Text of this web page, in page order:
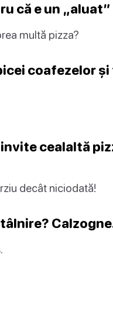
că e un
multă pizza?
coafezelor
invite cealaltă
decât niciodată!